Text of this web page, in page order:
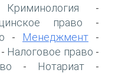
Криминология -
право -
- Менеджмент -
- Налоговое право -
- Нотариат -